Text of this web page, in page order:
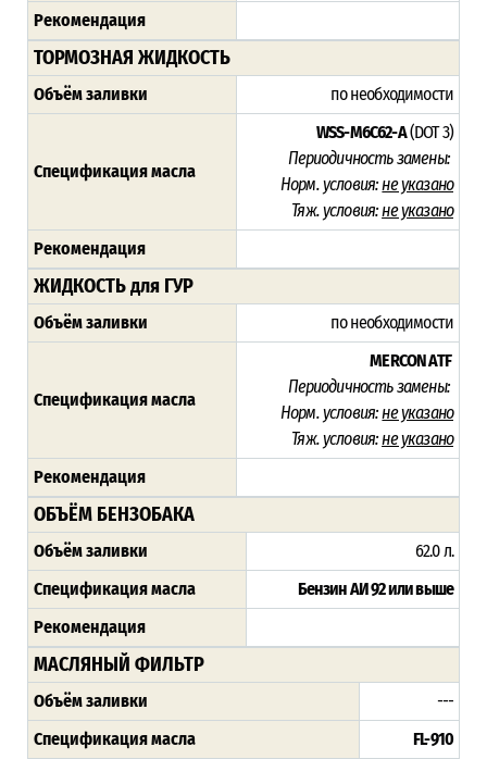
Рекомендация
ТОРМОЗНАЯ ЖИДКОСТЬ
Объём заливки по необходимости
Спецификация масла
WSS-M6C62-A(DOT 3)
Периодичность замены:
Норм. условия:не указано
Тяж. условия:не указано
Рекомендация
ЖИДКОСТЬ для ГУР
Объём заливки по необходимости
Спецификация масла
MERCON ATF
Периодичность замены:
Норм. условия:не указано
Тяж. условия:не указано
Рекомендация
ОБЪЁМ БЕНЗОБАКА
Объём заливки
62.0 л.
Спецификация масла
Бензин АИ 92 или выше
Рекомендация
МАСЛЯНЫЙ ФИЛЬТР
Объём заливки
---
Спецификация масла
FL-910